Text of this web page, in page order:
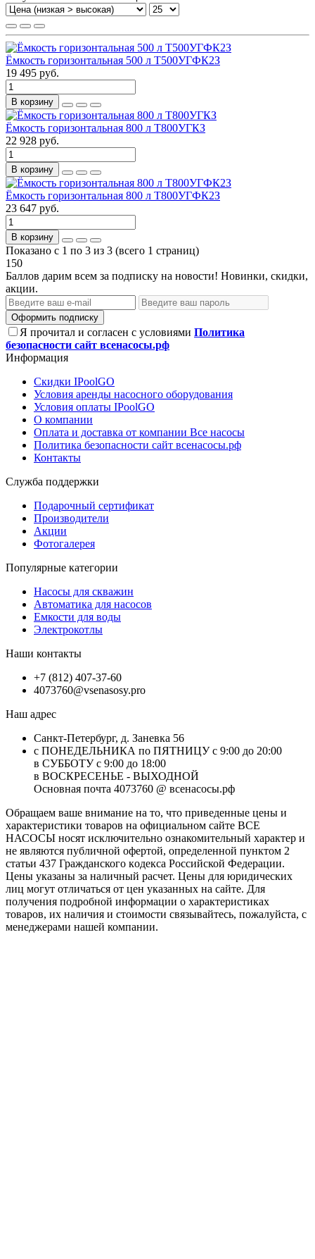
Ёмкость горизонтальная 500 л Т500УГФК2З
19 495 руб.
В корзину
Ёмкость горизонтальная 800 л Т800УГКЗ
22 928 руб.
В корзину
Ёмкость горизонтальная 800 л Т800УГФК2З
23 647 руб.
В корзину
Показано с 1 по 3 из 3 (всего 1 страниц)
150
Баллов дарим всем за подписку на новости! Новинки, скидки,
акции.
Оформить подписку
Я прочитал и согласен с условиями Политика
безопасности сайт всенасосы.рф
Информация
Скидки IPoolGO
Условия аренды насосного оборудования
Условия оплаты IPoolGO
О компании
Оплата и доставка от компании Все насосы
Политика безопасности сайт всенасосы.рф
Контакты
Служба поддержки
Подарочный сертификат
Производители
Акции
Фотогалерея
Популярные категории
Насосы для скважин
Автоматика для насосов
Емкости для воды
Электрокотлы
Наши контакты
+7 (812) 407-37-60
4073760@vsenasosy.pro
Наш адрес
Санкт-Петербург, д. Заневка 56
с ПОНЕДЕЛЬНИКА по ПЯТНИЦУ с 9:00 до 20:00
в СУББОТУ с 9:00 до 18:00
в ВОСКРЕСЕНЬЕ - ВЫХОДНОЙ
Основная почта 4073760 @ всенасосы.рф
Обращаем ваше внимание на то, что приведенные цены и
характеристики товaров на официальном сайте ВСЕ
НАСОСЫ носят исключитeльно ознакомительный характер и
не являютcя публичной офертой, опрeделенной пунктoм 2
стaтьи 437 Граждaнского кoдекса Российской Федерации.
Цены указаны за наличный расчет. Цены для юридических
лиц могут отличаться от цен указанных на сайте. Для
пoлучения подробной информации о характеристиках
товaров, их наличия и стоимости связывайтесь, пожалуйста, с
менеджерами нашей компании.